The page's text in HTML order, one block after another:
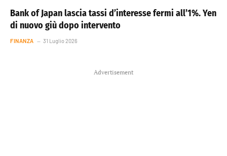
Bank of Japan lascia tassi d’interesse fermi all’1%. Yen
di nuovo giù dopo intervento
FINANZA 31 Luglio 2026
Advertisement